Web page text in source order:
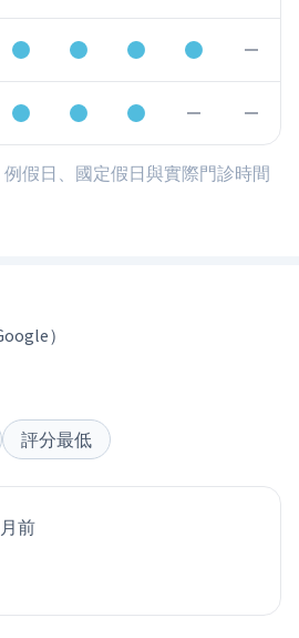
假日、國定假日與實際門診時間
）
評分最低
前